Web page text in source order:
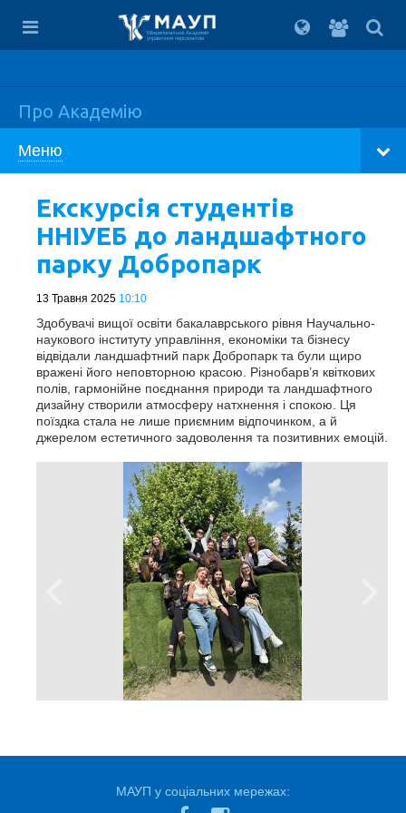
Вхід
для
Міжрегіональна Академія
управління персоналом
Про Академію
Меню
Екскурсія студентів
ННІУЕБ до ландшафтного
парку Добропарк
13 Травня 2025 10:10
Здобувачі вищої освіти бакалаврського рівня Научально-
наукового інституту управління, економіки та бізнесу
відвідали ландшафтний парк Добропарк та були щиро
вражені його неповторною красою. Різнобарв’я квіткових
полів, гармонійне поєднання природи та ландшафтного
дизайну створили атмосферу натхнення і спокою. Ця
поїздка стала не лише приємним відпочинком, а й
джерелом естетичного задоволення та позитивних емоцій.
МАУП у соціальних мережах: